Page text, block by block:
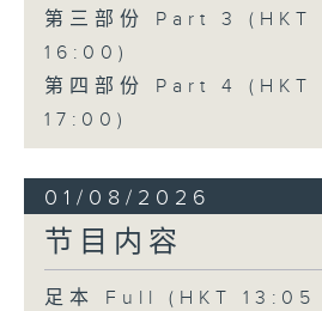
第三部份 Part 3
16:00)
第四部份 Part 4
17:00)
01/08/2026
节目内容
足本 Full (HKT